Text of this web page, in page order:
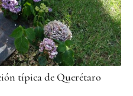
típica de Querétaro